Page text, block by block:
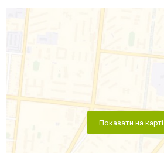
Показати на карті